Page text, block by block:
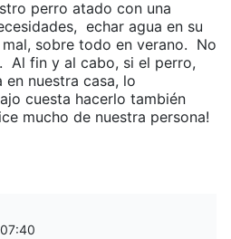
perro atado con una
echar agua en su
sobre todo en verano. No
Al fin y al cabo, si el perro,
en nuestra casa, lo
cuesta hacerlo también
mucho de nuestra persona!